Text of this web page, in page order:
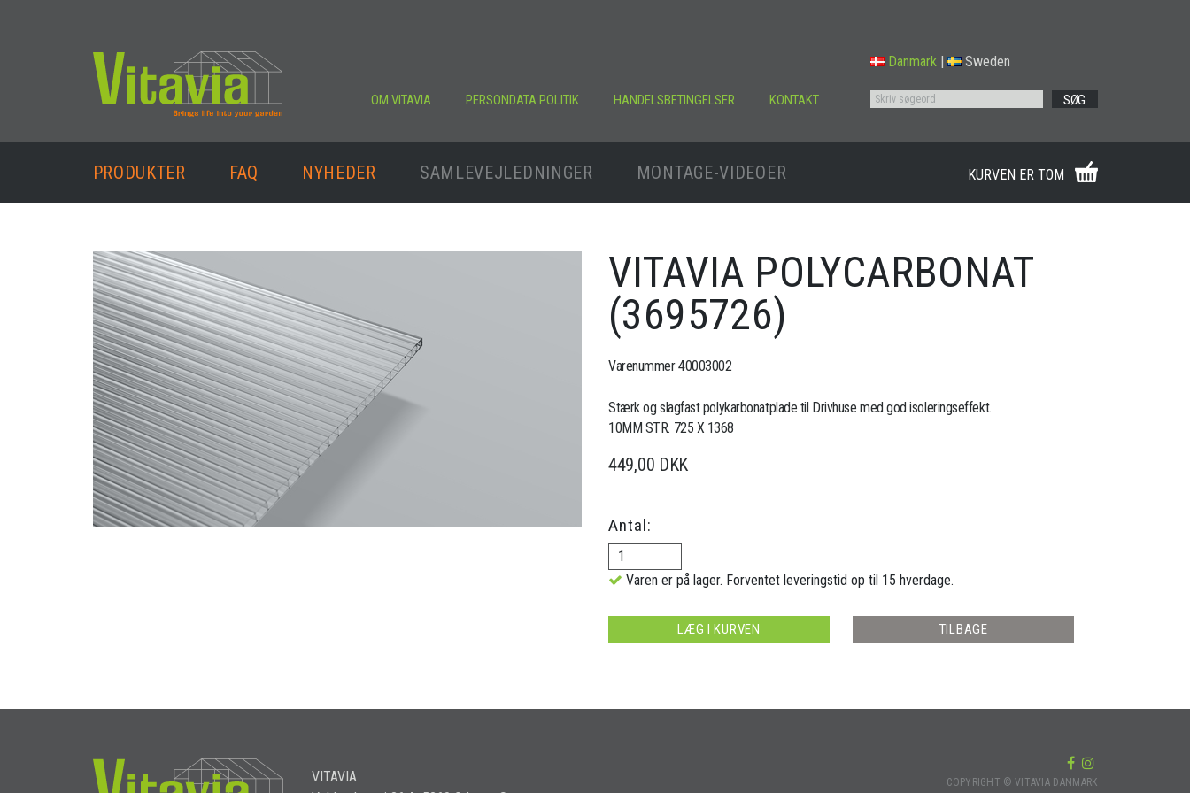
OM VITAVIA PERSONDATA POLITIK HANDELSBETINGELSER KONTAKT
Danmark | Sweden
SØG
PRODUKTER FAQ NYHEDER SAMLEVEJLEDNINGER MONTAGE-VIDEOER KURVEN ER TOM
VITAVIA POLYCARBONAT
(3695726)
Varenummer 40003002
Stærk og slagfast polykarbonatplade til Drivhuse med god isoleringseffekt.
10MM STR. 725 X 1368
449,00 DKK
Antal:
Varen er på lager. Forventet leveringstid op til 15 hverdage.
LÆG I KURVEN TILBAGE
VITAVIA
COPYRIGHT © VITAVIA DANMARK